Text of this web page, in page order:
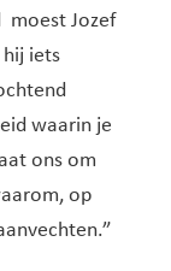
moest Jozef
iets
waarin je
ons om
op